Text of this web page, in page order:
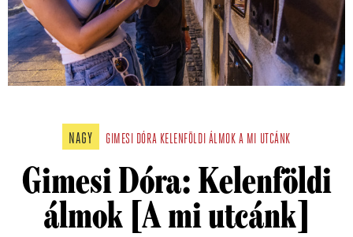
NAGY GIMESI DÓRA KELENFÖLDI ÁLMOK A MI UTCÁNK
Gimesi Dóra: Kelenföldi
álmok [A mi utcánk]